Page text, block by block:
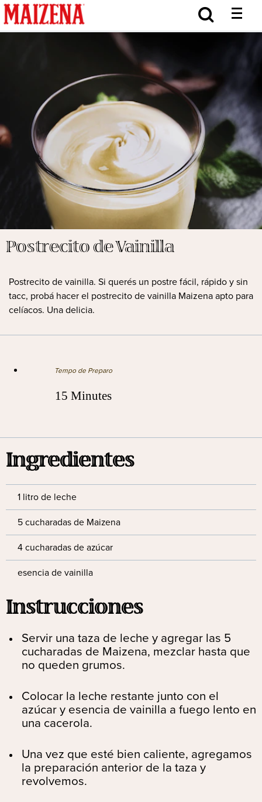
Postrecito de Vainilla
Postrecito de vainilla. Si querés un postre fácil, rápido y sin
tacc, probá hacer el postrecito de vainilla Maizena apto para
celíacos. Una delicia.
Tempo de Preparo
15 Minutes
Ingredientes
1 litro de leche
5 cucharadas de Maizena
4 cucharadas de azúcar
esencia de vainilla
Instrucciones
Servir una taza de leche y agregar las 5
cucharadas de Maizena, mezclar hasta que
no queden grumos.
Colocar la leche restante junto con el
azúcar y esencia de vainilla a fuego lento en
una cacerola.
Una vez que esté bien caliente, agregamos
la preparación anterior de la taza y
revolvemos.